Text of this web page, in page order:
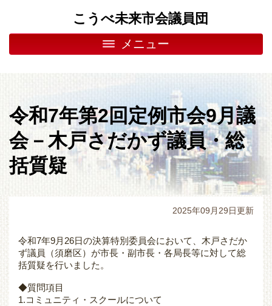
こうべ未来市会議員団
メニュー
令和7年第2回定例市会9月議
会－木戸さだかず議員・総
括質疑
2025年09月29日更新
令和7年9月26日の決算特別委員会において、木戸さだか
ず議員（須磨区）が市長・副市長・各局長等に対して総
括質疑を行いました。
◆質問項目
1.コミュニティ・スクールについて